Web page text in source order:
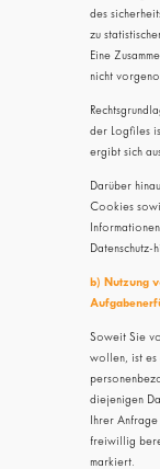
des
zu
Eine
nicht
der Logfiles
ergibt sich
Darüber
Cookies
Datenschutz-
b) Nutzung
Soweit Sie
wollen, ist es
diejenigen
Ihrer
freiwillig
markiert.